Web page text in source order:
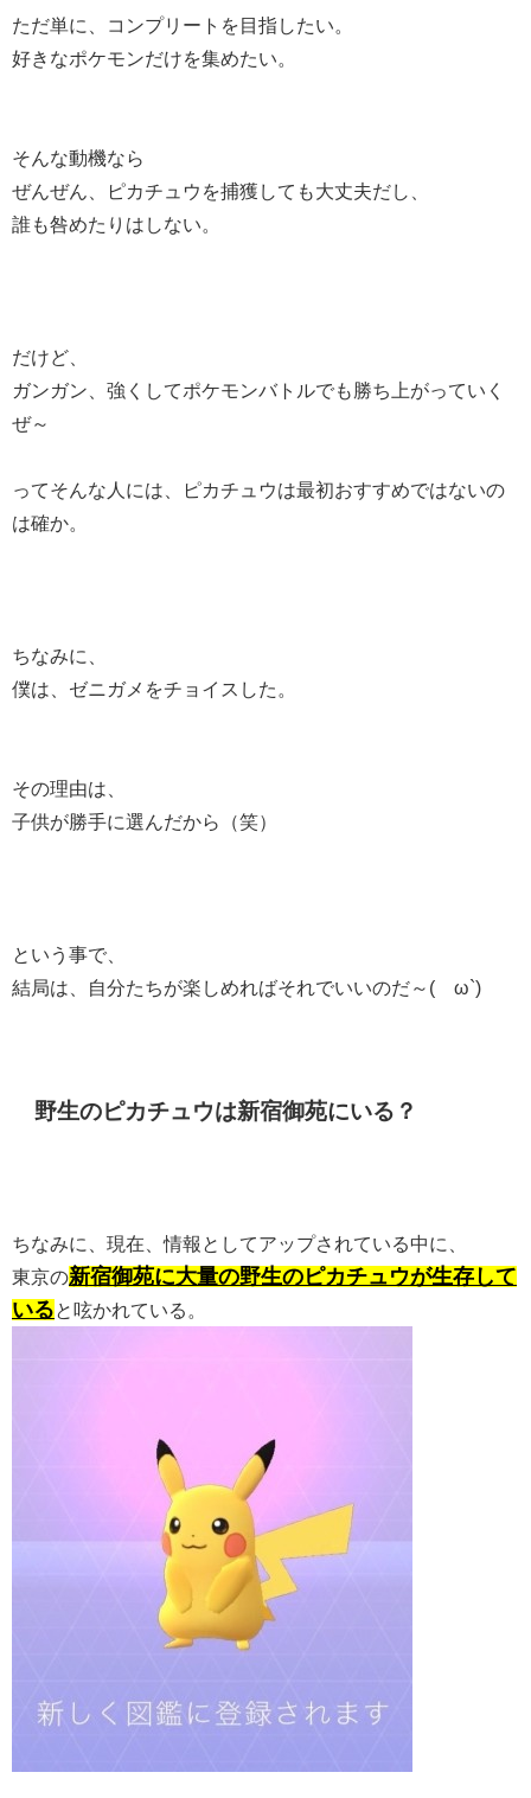
ただ単に、コンプリートを目指したい。
好きなポケモンだけを集めたい。
そんな動機なら
ぜんぜん、ピカチュウを捕獲しても大丈夫だし、
誰も咎めたりはしない。
だけど、
ガンガン、強くしてポケモンバトルでも勝ち上がっていく
ぜ～
ってそんな人には、ピカチュウは最初おすすめではないの
は確か。
ちなみに、
僕は、ゼニガメをチョイスした。
その理由は、
子供が勝手に選んだから（笑）
という事で、
結局は、自分たちが楽しめればそれでいいのだ～(´ω`)
野生のピカチュウは新宿御苑にいる？
ちなみに、現在、情報としてアップされている中に、
東京の新宿御苑に大量の野生のピカチュウが生存して
いる と呟かれている。